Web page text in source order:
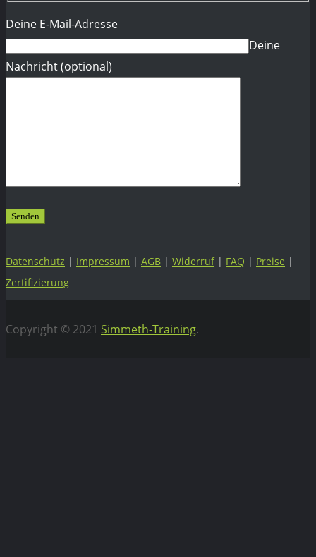
Deine E-Mail-Adresse
Deine
Nachricht (optional)
Datenschutz | Impressum | AGB | Widerruf| FAQ | Preise |
Zertifizierung
Copyright © 2021 Simmeth-Training.